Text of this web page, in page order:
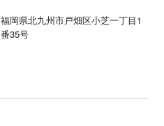
福岡県北九州市戸畑区小芝一丁目1
番35号